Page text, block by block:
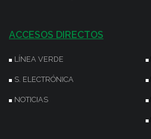
ACCESOS DIRECTOS
LÍNEA VERDE
S. ELECTRÓNICA
NOTICIAS